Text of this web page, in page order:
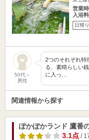
営業
入浴
日帰り
50代～
男性
2つのそれぞれ特
る、素晴らしい
に入っ…
関連情報から探す
ぽかぽかランド 鷹番
3.1点/